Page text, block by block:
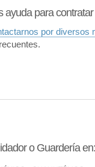
ayuda para
por diversos
o Guardería en: